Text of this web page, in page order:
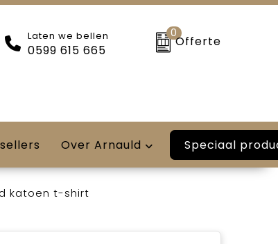
Laten we bellen
0599 615 665
0
Offerte
Over Arnauld Speciaal
katoen t-shirt